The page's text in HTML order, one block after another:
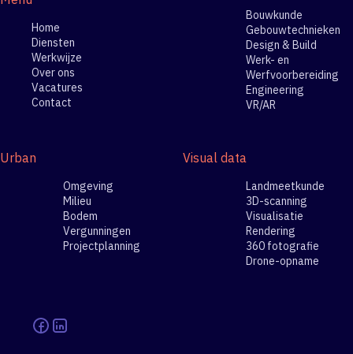
Home
Diensten
Werkwijze
Over ons
Vacatures
Contact
Bouwkunde
Gebouwtechnieken
Design & Build
Werk- en
Werfvoorbereiding
Engineering
VR/AR
Urban
Omgeving
Milieu
Bodem
Vergunningen
Projectplanning
Visual data
Landmeetkunde
3D-scanning
Visualisatie
Rendering
360 fotografie
Drone-opname